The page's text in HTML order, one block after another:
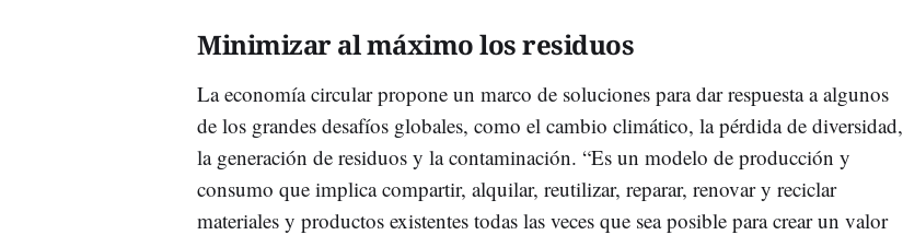
Minimizar al máximo los residuos
La economía circular propone un marco de soluciones para dar respuesta a algunos
de los grandes desafíos globales, como el cambio climático, la pérdida de diversidad,
la generación de residuos y la contaminación. “Es un modelo de producción y
consumo que implica compartir, alquilar, reutilizar, reparar, renovar y reciclar
materiales y productos existentes todas las veces que sea posible para crear un valor